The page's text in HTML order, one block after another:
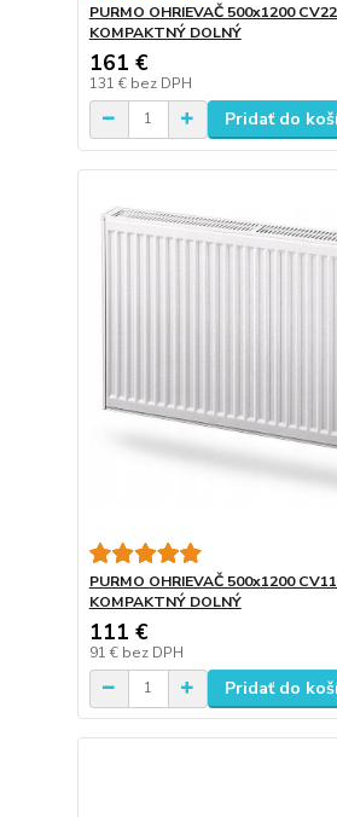
PURMO OHRIEVAČ 500x1200
KOMPAKTNÝ DOLNÝ
161 €
131 € bez DPH
Pridať do
PURMO OHRIEVAČ 500x1200
KOMPAKTNÝ DOLNÝ
111 €
91 € bez DPH
Pridať do